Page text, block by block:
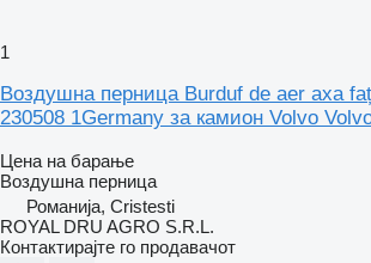
1
Воздушна перница Burduf de aer axa
230508 1Germany за камион Volvo
Цена на барање
Воздушна перница
Романија, Cristesti
ROYAL DRU AGRO S.R.L.
Контактирајте го продавачот